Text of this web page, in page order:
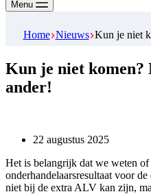
Menu
Home Nieuws Kun je niet
Kun je niet komen?
ander!
22 augustus 2025
Het is belangrijk dat we weten
onderhandelaarsresultaat voor
niet bij de extra ALV kan zijn,